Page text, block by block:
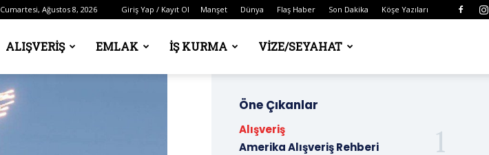
Cumartesi, Ağustos 8, 2026 Giriş Yap / Kayıt Ol Manşet Dünya Flaş Haber Son Dakika Köşe Yazıları
ALIŞVERIŞ EMLAK İŞ KURMA VIZE/SEYAHAT
Öne Çıkanlar
Alışveriş
Amerika Alışveriş Rehberi